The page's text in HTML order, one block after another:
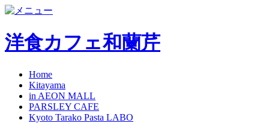
洋食カフェ和蘭芹
Home
Kitayama
in AEON MALL
PARSLEY CAFE
Kyoto Tarako Pasta LABO